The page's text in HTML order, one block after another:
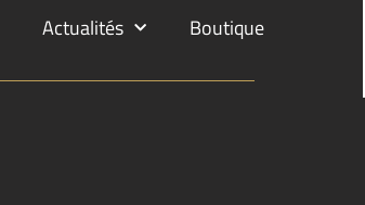
Actualités Boutique